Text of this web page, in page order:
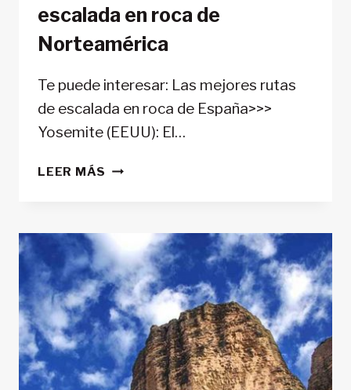
escalada en roca de
Norteamérica
Te puede interesar: Las mejores rutas
de escalada en roca de España>>>
Yosemite (EEUU): El…
LEER MÁS LAS
ESCALADA
EN
ROCA
DE
NORTEAMÉRICA